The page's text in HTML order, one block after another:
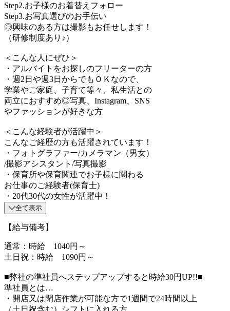
Step2.お子様のお着替えフォロー
Step3.お写真選びのお手伝い
◎興味のある方は撮影もお任せします！
（研修制度あり♪）
＜こんな人にぜひ＞
・アルバイトをお探しのフリーターの方
・週2日や週3日からでもＯＫなので、
学業やご家庭、子育て等々、私生活との
両立におすすめ◎写真、Instagram、SNS
やファッションが好きな方
＜こんな経験者が活躍中＞
こんなご経歴の方も活躍されています！
・フォトグラファー/カメラマン（男女）
/撮影アシスタント/写真撮影
・保育所や保育関連でお子様に関わる
お仕事のご経験者(保育士)
・20代30代の女性が活躍中！
全て表示
【給与備考】
通常：時給 1040円～
土日祝：時給 1090円～
■弊社の準社員へステップアップすると時給30円UP!!■
準社員とは…
・開店又は閉店作業が可能な方で1週間で24時間以上
（土日祝含む）シフトに入れる方